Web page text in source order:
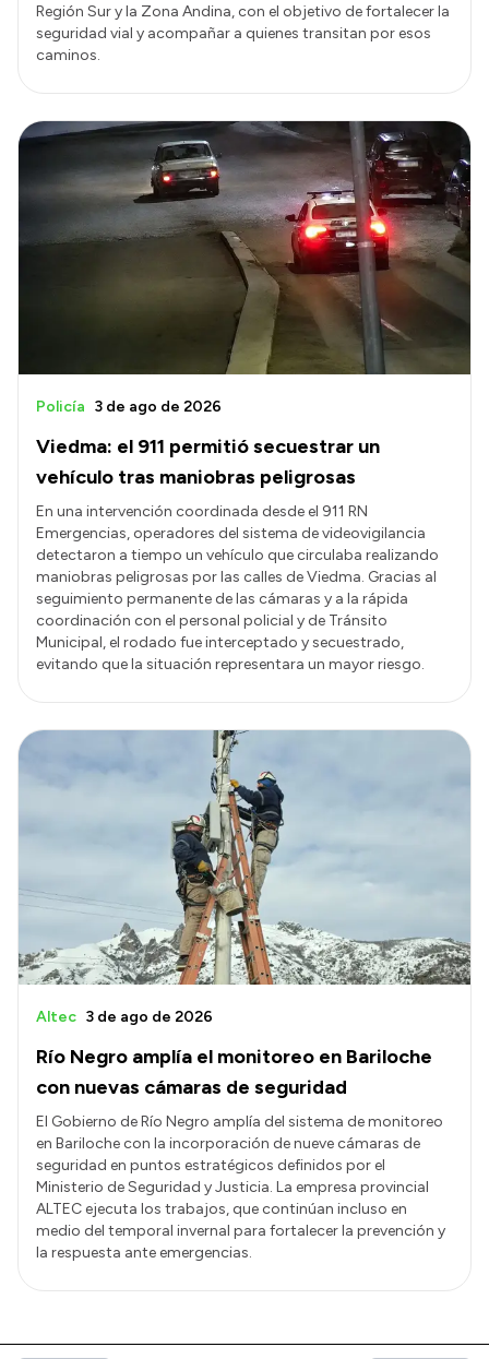
Región Sur y la Zona Andina, con el objetivo de fortalecer la
seguridad vial y acompañar a quienes transitan por esos
caminos.
Viedma: el 911 permitió secuestrar un
vehículo tras maniobras peligrosas
Policía 3 de ago de 2026
En una intervención coordinada desde el 911 RN
Emergencias, operadores del sistema de videovigilancia
detectaron a tiempo un vehículo que circulaba realizando
maniobras peligrosas por las calles de Viedma. Gracias al
seguimiento permanente de las cámaras y a la rápida
coordinación con el personal policial y de Tránsito
Municipal, el rodado fue interceptado y secuestrado,
evitando que la situación representara un mayor riesgo.
Río Negro amplía el monitoreo en Bariloche
con nuevas cámaras de seguridad
Altec 3 de ago de 2026
El Gobierno de Río Negro amplía del sistema de monitoreo
en Bariloche con la incorporación de nueve cámaras de
seguridad en puntos estratégicos definidos por el
Ministerio de Seguridad y Justicia. La empresa provincial
ALTEC ejecuta los trabajos, que continúan incluso en
medio del temporal invernal para fortalecer la prevención y
la respuesta ante emergencias.